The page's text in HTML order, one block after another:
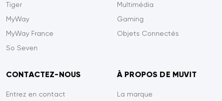
Tiger
MyWay
MyWay France
So Seven
Multimédia
Gaming
Objets Connectés
CONTACTEZ-NOUS
Entrez en contact
À PROPOS DE MUVIT
La marque